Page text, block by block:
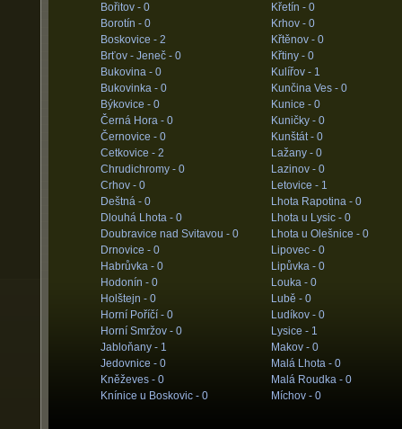
Bořitov - 0
Borotín - 0
Boskovice - 2
Brťov - Jeneč - 0
Bukovina - 0
Bukovinka - 0
Býkovice - 0
Černá Hora - 0
Černovice - 0
Cetkovice - 2
Chrudichromy - 0
Crhov - 0
Deštná - 0
Dlouhá Lhota - 0
Doubravice nad Svitavou - 0
Drnovice - 0
Habrůvka - 0
Hodonín - 0
Holštejn - 0
Horní Poříčí - 0
Horní Smržov - 0
Jabloňany - 1
Jedovnice - 0
Kněževes - 0
Knínice u Boskovic - 0
Křetín - 0
Krhov - 0
Křtěnov - 0
Křtiny - 0
Kulířov - 1
Kunčina Ves - 0
Kunice - 0
Kuničky - 0
Kunštát - 0
Lažany - 0
Lazinov - 0
Letovice - 1
Lhota Rapotina - 0
Lhota u Lysic - 0
Lhota u Olešnice - 0
Lipovec - 0
Lipůvka - 0
Louka - 0
Lubě - 0
Ludíkov - 0
Lysice - 1
Makov - 0
Malá Lhota - 0
Malá Roudka - 0
Míchov - 0